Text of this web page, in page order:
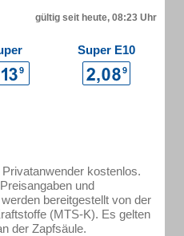
gültig seit heute, 08:23 Uhr
Super E10
kostenlos.
und
bereitgestellt von der
(MTS-K). Es gelten
der Zapfsäule.